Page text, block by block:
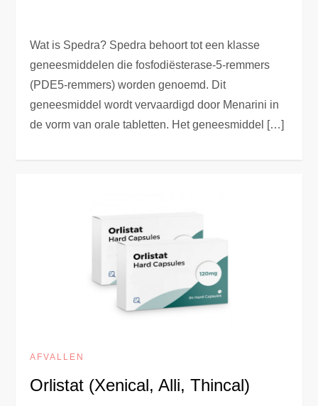
Wat is Spedra? Spedra behoort tot een klasse
geneesmiddelen die fosfodiësterase-5-remmers
(PDE5-remmers) worden genoemd. Dit
geneesmiddel wordt vervaardigd door Menarini in
de vorm van orale tabletten. Het geneesmiddel […]
AFVALLEN
Orlistat (Xenical, Alli, Thincal)